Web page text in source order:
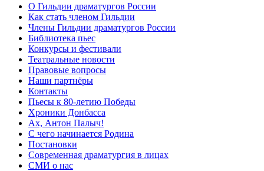
О Гильдии драматургов России
Как стать членом Гильдии
Члены Гильдии драматургов России
Библиотека пьес
Конкурсы и фестивали
Театральные новости
Правовые вопросы
Наши партнёры
Контакты
Пьесы к 80-летию Победы
Хроники Донбасса
Ах, Антон Палыч!
С чего начинается Родина
Постановки
Современная драматургия в лицах
СМИ о нас